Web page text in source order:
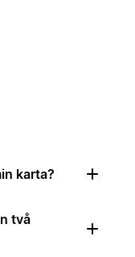
karta?
två